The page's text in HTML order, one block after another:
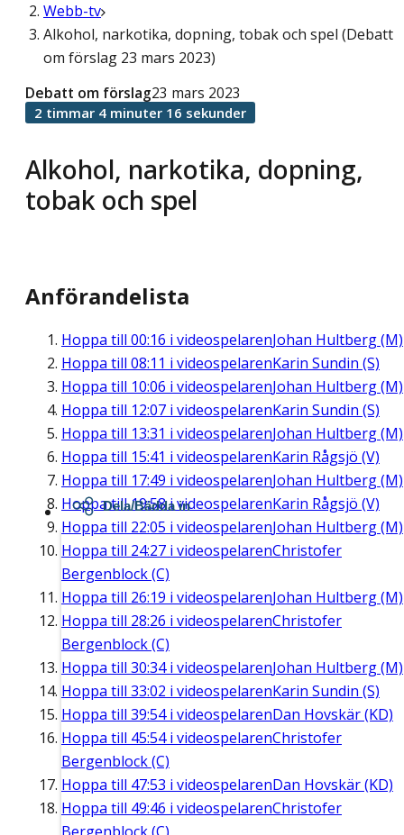
Webb-tv
Alkohol, narkotika, dopning, tobak och spel (Debatt
om förslag 23 mars 2023)
Alkohol, narkotika, dopning,
tobak och spel
Debatt om förslag23 mars 2023
2 timmar 4 minuter 16 sekunder
Anförandelista
Hoppa till 00:16 i videospelarenJohan Hultberg (M)
Hoppa till 08:11 i videospelarenKarin Sundin (S)
Hoppa till 10:06 i videospelarenJohan Hultberg (M)
Hoppa till 12:07 i videospelarenKarin Sundin (S)
Hoppa till 13:31 i videospelarenJohan Hultberg (M)
Hoppa till 15:41 i videospelarenKarin Rågsjö (V)
Hoppa till 17:49 i videospelarenJohan Hultberg (M)
Hoppa till19:58i videospelarenKarin Rågsjö (V)
Hoppa till 22:05 i videospelarenJohan Hultberg (M)
Hoppa till 24:27 i videospelarenChristofer
Bergenblock (C)
Hoppa till 26:19 i videospelarenJohan Hultberg (M)
Hoppa till 28:26 i videospelarenChristofer
Bergenblock (C)
Hoppa till 30:34i videospelarenJohan Hultberg (M)
Hoppa till 33:02 i videospelarenKarin Sundin (S)
Hoppa till 39:54i videospelarenDan Hovskär (KD)
Hoppa till 45:54i videospelarenChristofer
Bergenblock (C)
Hoppa till 47:53 i videospelarenDan Hovskär (KD)
Hoppa till 49:46 i videospelarenChristofer
Dela/Bädda in